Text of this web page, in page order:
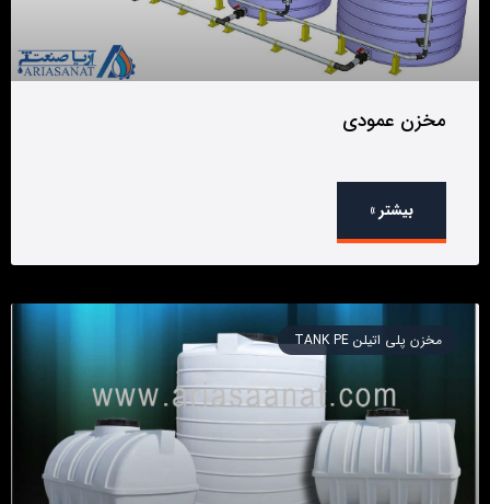
مخزن عمودی
بیشتر »
مخزن پلی اتیلن TANK PE